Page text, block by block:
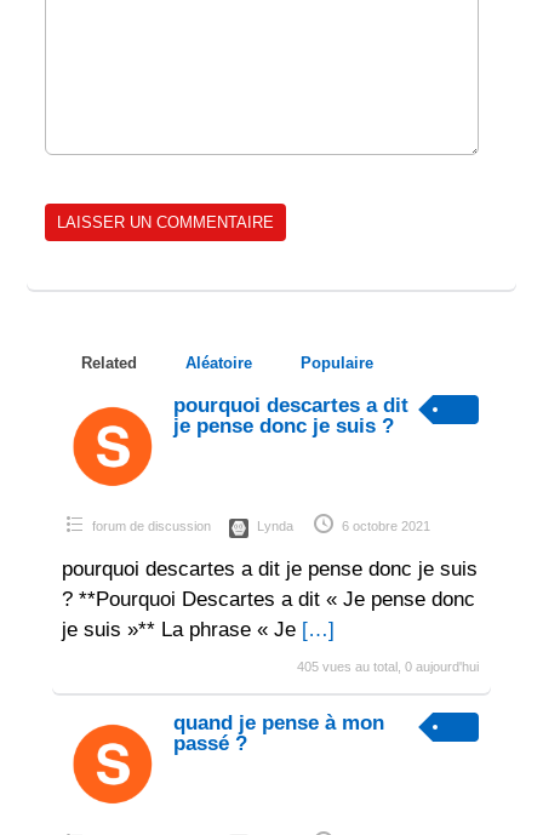
Related Aléatoire Populaire
pourquoi descartes a dit
je pense donc je suis ?
forum de discussion Lynda 6 octobre 2021
pourquoi descartes a dit je pense donc je suis
? **Pourquoi Descartes a dit « Je pense donc
je suis »** La phrase « Je […]
405 vues au total, 0 aujourd'hui
quand je pense à mon
passé ?